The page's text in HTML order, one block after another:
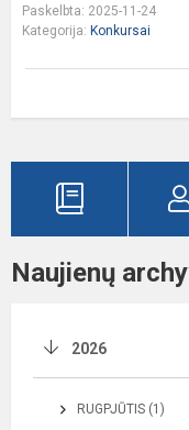
Paskelbta: 2025-11-24
Kategorija: Konkursai
Naujienų
2026
RUGPJŪTIS (1)